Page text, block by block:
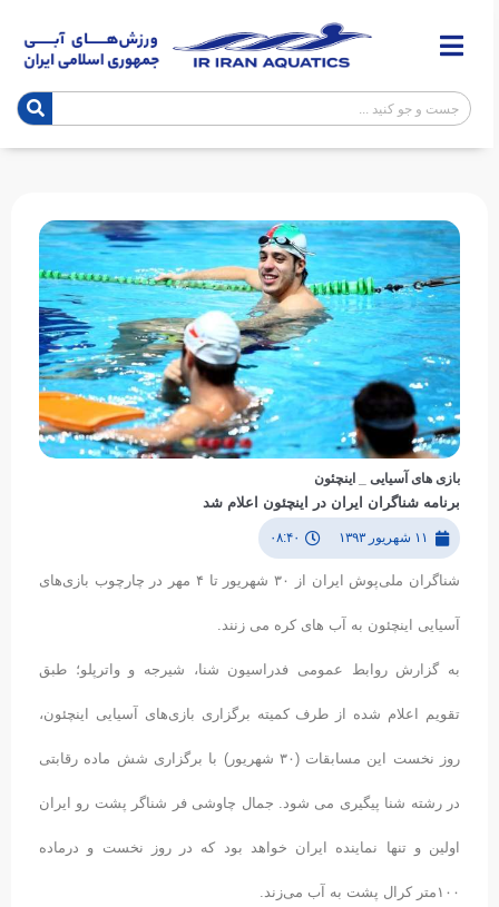
بازی های آسیایی _ اینچئون
برنامه شناگران ایران در اینچئون اعلام شد
۱۱ شهریور ۱۳۹۳ ۰۸:۴۰
شناگران ملی‎‌پوش ایران از ۳۰ شهریور تا ۴ مهر در چارچوب بازی‌های
آسیایی اینچئون به آب های کره می زنند.
به گزارش روابط عمومی فدراسیون شنا، شیرجه و واترپلو؛ طبق
تقویم اعلام شده از طرف کمیته برگزاری بازی‌های آسیایی اینچئون،
روز نخست این مسابقات (۳۰ شهریور) با برگزاری شش ماده رقابتی
در رشته شنا پیگیری می شود. جمال چاوشی فر شناگر پشت رو ایران
اولین و تنها نماینده ایران خواهد بود که در روز نخست و درماده
۱۰۰متر کرال پشت به آب می‌زند.